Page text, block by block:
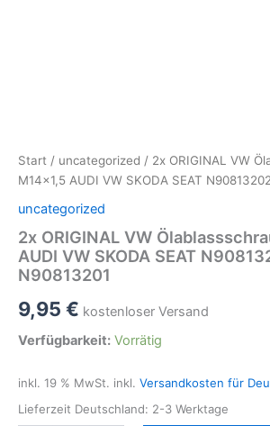
Start / uncategorized / 2x ORIGINAL VW
M14x1,5 AUDI VW SKODA SEAT
uncategorized
2x ORIGINAL VW
AUDI VW SKODA SEAT
N90813201
9,95 € kostenloser Versand
Verfügbarkeit: Vorrätig
inkl. 19 % MwSt. inkl. Versandkosten für
Lieferzeit Deutschland: 2-3 Werktage